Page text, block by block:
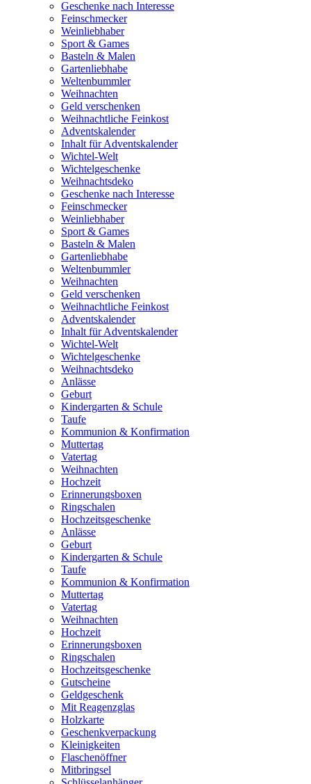
Geschenke nach Interesse
Feinschmecker
Weinliebhaber
Sport & Games
Basteln & Malen
Gartenliebhabe
Weltenbummler
Weihnachten
Geld verschenken
Weihnachtliche Feinkost
Adventskalender
Inhalt für Adventskalender
Wichtel-Welt
Wichtelgeschenke
Weihnachtsdeko
Geschenke nach Interesse
Feinschmecker
Weinliebhaber
Sport & Games
Basteln & Malen
Gartenliebhabe
Weltenbummler
Weihnachten
Geld verschenken
Weihnachtliche Feinkost
Adventskalender
Inhalt für Adventskalender
Wichtel-Welt
Wichtelgeschenke
Weihnachtsdeko
Anlässe
Geburt
Kindergarten & Schule
Taufe
Kommunion & Konfirmation
Muttertag
Vatertag
Weihnachten
Hochzeit
Erinnerungsboxen
Ringschalen
Hochzeitsgeschenke
Anlässe
Geburt
Kindergarten & Schule
Taufe
Kommunion & Konfirmation
Muttertag
Vatertag
Weihnachten
Hochzeit
Erinnerungsboxen
Ringschalen
Hochzeitsgeschenke
Gutscheine
Geldgeschenk
Mit Reagenzglas
Holzkarte
Geschenkverpackung
Kleinigkeiten
Flaschenöffner
Mitbringsel